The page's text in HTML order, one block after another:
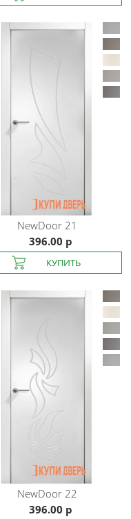
NewDoor 21
396.00 р
NewDoor 22
396.00 р